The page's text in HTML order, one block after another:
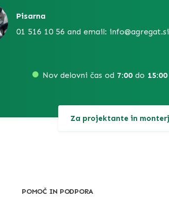
Pisarna
01 516 10 56 and email: info@agregat.si
Nov delovni čas od 7:00 do
Za projektante in
POMOČ IN PODPORA